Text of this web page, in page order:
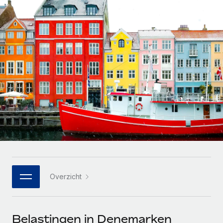
Zzp'ers internationaal onboarden en beheren
PEO
Ingewikkelde HR-taken eenvoudig uitbesteden
INFRASTRUCTUUR
Remote Embedded
HR naadloos in workflows integreren
Platform
Ingebouwde essentiële HR-functies voor je team
Integraties
GROEIFASE
Start-ups
Flexibele global HR en payroll solutions voor groeiende
bedrijven
Mid-market
Teams uitbreiden met HR solutions op maat
Enterprise
Global HR voor grote bedrijven
WERK MET ONS SAMEN
Strategische technologiepartners
Een partner worden
Betalingscalculator voor zzp'ers
Ontdek valuta-opties en betaalsnelheden voor
internationale zzp'ers
LEREN MET REMOTE
Onderzoek en gidsen
Casestudy's
HR-woordenlijst
Checklists en templates
Webinars
Nederlands
Français
Deutsch
Español
Italiano
Português (Portugal)
日本語
한국어
Inloggen
Overzicht
Belastingen in Denemarken